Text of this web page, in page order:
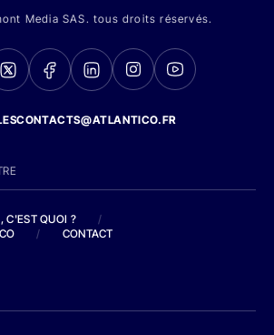
Media SAS. tous droits réservés.
C'EST QUOI ?
/
/ CONTACT